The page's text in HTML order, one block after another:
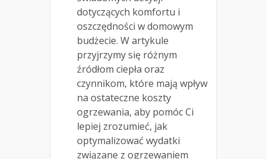
dotyczących komfortu i
oszczędności w domowym
budżecie. W artykule
przyjrzymy się różnym
źródłom ciepła oraz
czynnikom, które mają wpływ
na ostateczne koszty
ogrzewania, aby pomóc Ci
lepiej zrozumieć, jak
optymalizować wydatki
związane z ogrzewaniem